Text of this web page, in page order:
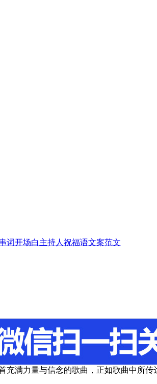
词开场白主持人 祝福语文案范文
满力量与信念的歌曲，正如歌曲中所